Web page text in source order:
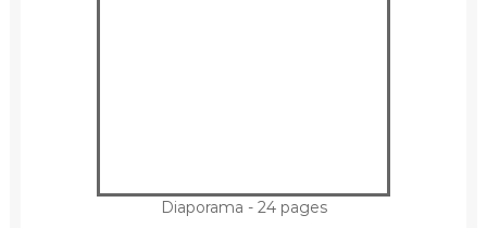
Diaporama - 24 pages